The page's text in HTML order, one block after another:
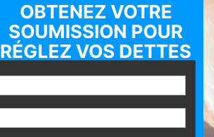
OBTENEZ VOTRE
SOUMISSION POUR
RÉGLEZ VOS DETTES